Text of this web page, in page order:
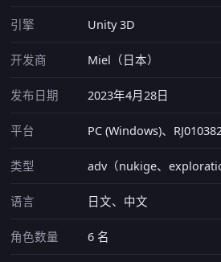
引擎 Unity 3D
开发商 Miel（日本）
发布日期 2023年4月28日
平台 PC (Windows)、
类型 adv（nukige、
语言 日文、中文
角色数量 6 名